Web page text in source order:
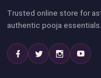
Trusted online store for
authentic pooja essentials.